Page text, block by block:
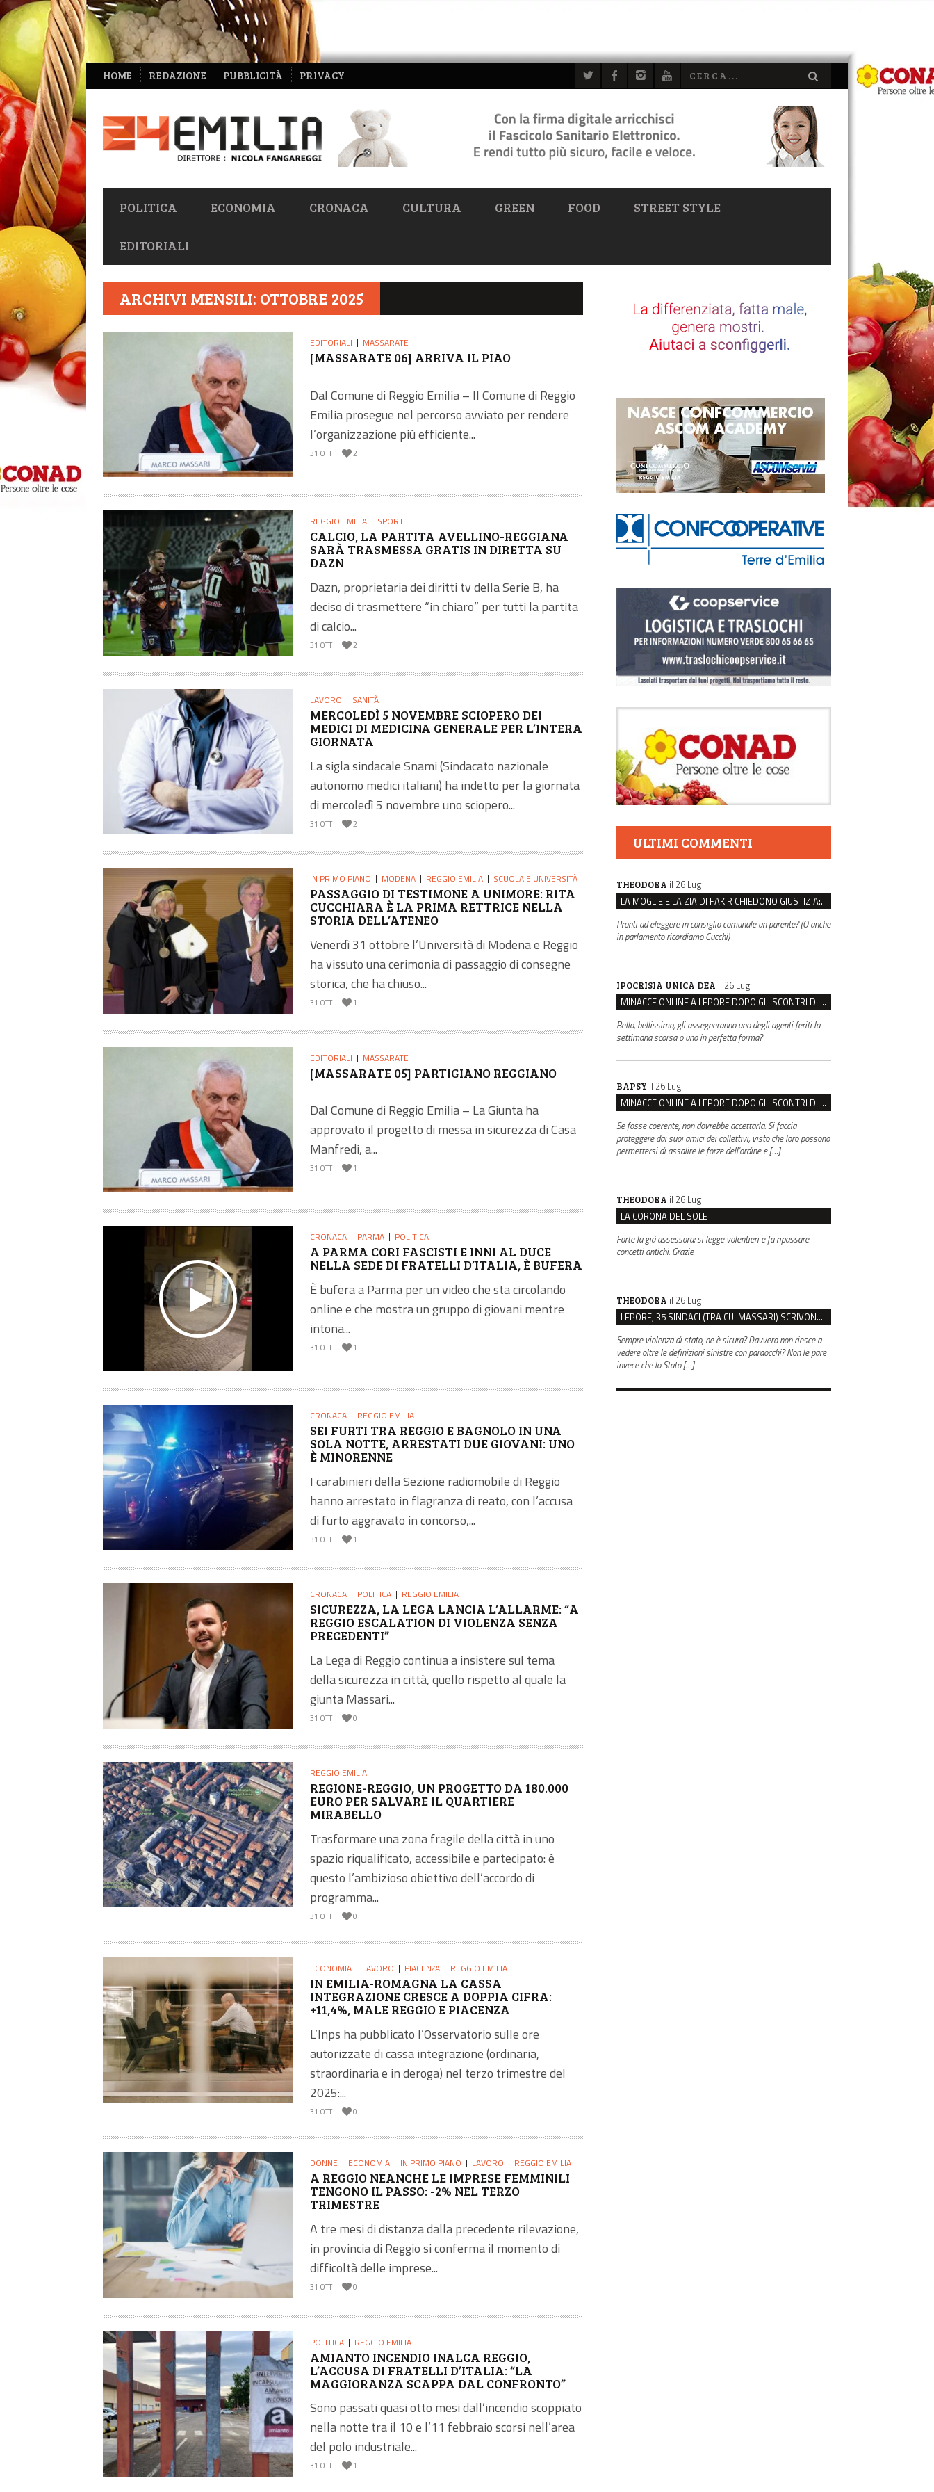
NAVIGAZIONE
SECONDARIA
HOME REDAZIONE PUBBLICITÀ PRIVACY
NAVIGAZIONE
PRIMARIA
POLITICA ECONOMIA CRONACA CULTURA GREEN FOOD STREET STYLE
EDITORIALI
ARCHIVI MENSILI: OTTOBRE 2025
EDITORIALI MASSARATE
[MASSARATE 06] ARRIVA IL PIAO
Dal Comune di Reggio Emilia – Il Comune di Reggio
Emilia prosegue nel percorso avviato per rendere
l’organizzazione più efficiente...
31 OTT 2
REGGIO EMILIA SPORT
CALCIO, LA PARTITA AVELLINO-REGGIANA
SARÀ TRASMESSA GRATIS IN DIRETTA SU
DAZN
Dazn, proprietaria dei diritti tv della Serie B, ha
deciso di trasmettere “in chiaro” per tutti la partita
di calcio...
31 OTT 2
LAVORO SANITÀ
MERCOLEDÌ 5 NOVEMBRE SCIOPERO DEI
MEDICI DI MEDICINA GENERALE PER L’INTERA
GIORNATA
La sigla sindacale Snami (Sindacato nazionale
autonomo medici italiani) ha indetto per la giornata
di mercoledì 5 novembre uno sciopero...
31 OTT 2
IN PRIMO PIANO MODENA REGGIO EMILIA SCUOLA E UNIVERSITÀ
PASSAGGIO DI TESTIMONE A UNIMORE: RITA
CUCCHIARA È LA PRIMA RETTRICE NELLA
STORIA DELL’ATENEO
Venerdì 31 ottobre l’Università di Modena e Reggio
ha vissuto una cerimonia di passaggio di consegne
storica, che ha chiuso...
31 OTT 1
EDITORIALI MASSARATE
[MASSARATE 05] PARTIGIANO REGGIANO
Dal Comune di Reggio Emilia – La Giunta ha
approvato il progetto di messa in sicurezza di Casa
Manfredi, a...
31 OTT 1
CRONACA PARMA POLITICA
A PARMA CORI FASCISTI E INNI AL DUCE
NELLA SEDE DI FRATELLI D’ITALIA, È BUFERA
È bufera a Parma per un video che sta circolando
online e che mostra un gruppo di giovani mentre
intona...
31 OTT 1
CRONACA REGGIO EMILIA
SEI FURTI TRA REGGIO E BAGNOLO IN UNA
SOLA NOTTE, ARRESTATI DUE GIOVANI: UNO
È MINORENNE
I carabinieri della Sezione radiomobile di Reggio
hanno arrestato in flagranza di reato, con l’accusa
di furto aggravato in concorso,...
31 OTT 1
CRONACA POLITICA REGGIO EMILIA
SICUREZZA, LA LEGA LANCIA L’ALLARME: “A
REGGIO ESCALATION DI VIOLENZA SENZA
PRECEDENTI”
La Lega di Reggio continua a insistere sul tema
della sicurezza in città, quello rispetto al quale la
giunta Massari...
31 OTT 0
REGGIO EMILIA
REGIONE-REGGIO, UN PROGETTO DA 180.000
EURO PER SALVARE IL QUARTIERE
MIRABELLO
Trasformare una zona fragile della città in uno
spazio riqualificato, accessibile e partecipato: è
questo l’ambizioso obiettivo dell’accordo di
programma...
31 OTT 0
ECONOMIA LAVORO PIACENZA REGGIO EMILIA
IN EMILIA-ROMAGNA LA CASSA
INTEGRAZIONE CRESCE A DOPPIA CIFRA:
+11,4%, MALE REGGIO E PIACENZA
L’Inps ha pubblicato l’Osservatorio sulle ore
autorizzate di cassa integrazione (ordinaria,
straordinaria e in deroga) nel terzo trimestre del
2025:...
31 OTT 0
DONNE ECONOMIA IN PRIMO PIANO LAVORO REGGIO EMILIA
A REGGIO NEANCHE LE IMPRESE FEMMINILI
TENGONO IL PASSO: -2% NEL TERZO
TRIMESTRE
A tre mesi di distanza dalla precedente rilevazione,
in provincia di Reggio si conferma il momento di
difficoltà delle imprese...
31 OTT 0
POLITICA REGGIO EMILIA
AMIANTO INCENDIO INALCA REGGIO,
L’ACCUSA DI FRATELLI D’ITALIA: “LA
MAGGIORANZA SCAPPA DAL CONFRONTO”
Sono passati quasi otto mesi dall’incendio scoppiato
nella notte tra il 10 e l’11 febbraio scorsi nell’area
del polo industriale...
31 OTT 1
ULTIMI COMMENTI
THEODORA il 26 Lug
LA MOGLIE E LA ZIA DI FAKIR CHIEDONO GIUSTIZIA: “LA SUA MORTE CRIMINE CONTRO L’UMANITÀ”
Pronti ad eleggere in consiglio comunale un parente? (O anche
in parlamento ricordiamo Cucchi)
IPOCRISIA UNICA DEA il 26 Lug
MINACCE ONLINE A LEPORE DOPO GLI SCONTRI DI BOLOGNA, ASSEGNATA LA SCORTA AL SINDACO
Bello, bellissimo, gli assegneranno uno degli agenti feriti la
settimana scorsa o uno in perfetta forma?
BAPSY il 26 Lug
MINACCE ONLINE A LEPORE DOPO GLI SCONTRI DI BOLOGNA, ASSEGNATA LA SCORTA AL SINDACO
Se fosse coerente, non dovrebbe accettarla. Si faccia
proteggere dai suoi amici dei collettivi, visto che loro possono
permettersi di assalire le forze dell'ordine e […]
THEODORA il 26 Lug
LA CORONA DEL SOLE
Forte la già assessora: si legge volentieri e fa ripassare
concetti antichi. Grazie
THEODORA il 26 Lug
LEPORE, 35 SINDACI (TRA CUI MASSARI) SCRIVONO A MELONI: “BASTA ATTACCHI ISTITUZIONALI”
Sempre violenza di stato, ne è sicura? Davvero non riesce a
vedere oltre le definizioni sinistre con paraocchi? Non le pare
invece che lo Stato […]